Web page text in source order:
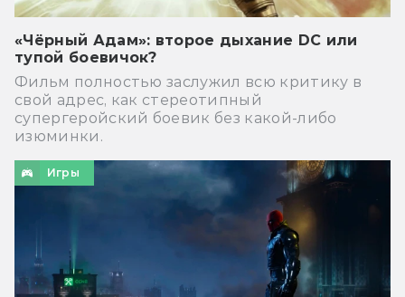
«Чёрный Адам»: второе дыхание DC или
тупой боевичок?
Фильм полностью заслужил всю критику в
свой адрес, как стереотипный
супергеройский боевик без какой-либо
изюминки.
Игры